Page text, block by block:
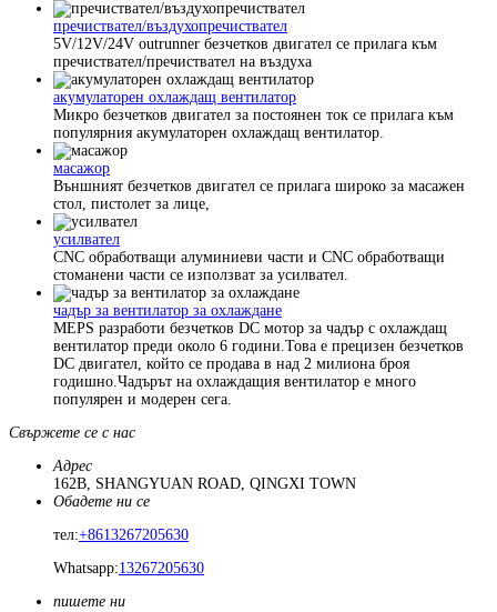
пречиствател/въздухопречиствател
5V/12V/24V outrunner безчетков двигател се прилага към
пречиствател/пречиствател на въздуха
акумулаторен охлаждащ вентилатор
Микро безчетков двигател за постоянен ток се прилага към
популярния акумулаторен охлаждащ вентилатор.
масажор
Външният безчетков двигател се прилага широко за масажен
стол, пистолет за лице,
усилвател
CNC обработващи алуминиеви части и CNC обработващи
стоманени части се използват за усилвател.
чадър за вентилатор за охлаждане
MEPS разработи безчетков DC мотор за чадър с охлаждащ
вентилатор преди около 6 години.Това е прецизен безчетков
DC двигател, който се продава в над 2 милиона броя
годишно.Чадърът на охлаждащия вентилатор е много
популярен и модерен сега.
Свържете се с нас
Адрес
162B, SHANGYUAN ROAD, QINGXI TOWN
Обадете ни се
тел:+8613267205630
Whatsapp:13267205630
пишете ни